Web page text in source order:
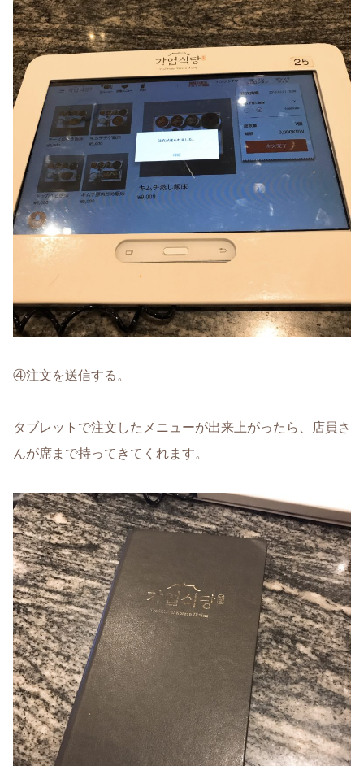
④注文を送信する。
タブレットで注文したメニューが出来上がったら、店員さ
んが席まで持ってきてくれます。